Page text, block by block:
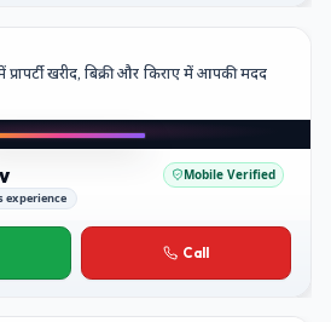
प्रापर्टी खरीद, बिक्री और किराए में आपकी मदद
Mobile Verified
experience
Call